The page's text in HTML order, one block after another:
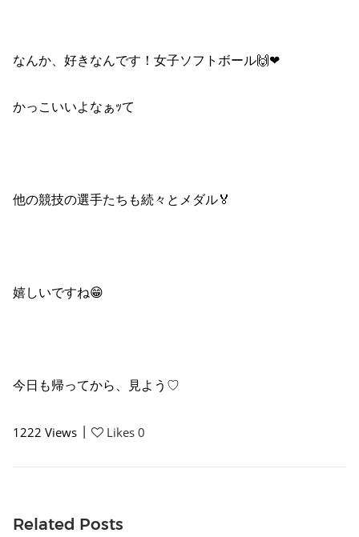
なんか、好きなんです！女子ソフトボール🙌❤
かっこいいよなぁｯて
他の競技の選手たちも続々とメダル🏅
嬉しいですね😁
今日も帰ってから、見よう♡
1222 Views | Likes 0
Related Posts